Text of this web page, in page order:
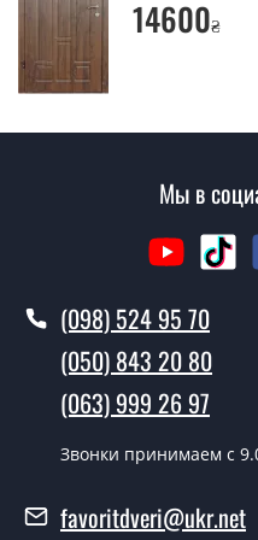
воскресенья.
Сколько стоит
Как быстро
В тот же день в течении
день.
Можно на
Да можно.
14600₴
Мы в
(098) 524 95 70
(050) 843 20 80
(063) 999 26 97
Звонки принимаем c
favoritdveri@ukr.net